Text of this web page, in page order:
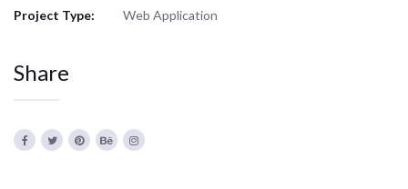
Project Type:
Web Application
Share